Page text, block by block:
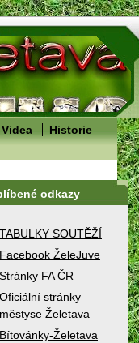
Videa
Historie
odkazy
TABULKY SOUTĚŽÍ
Facebook ŽeleJuve
Stránky FA ČR
Oficiální stránky
městyse Želetava
Bítovánky-Želetava